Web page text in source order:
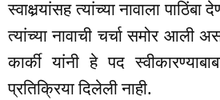
स्वाक्षर्‍यांसह त्यांच्या नावाला
त्यांच्या नावाची चर्चा समोर आली
कार्की यांनी हे पद
प्रतिक्रिया दिलेली नाही.